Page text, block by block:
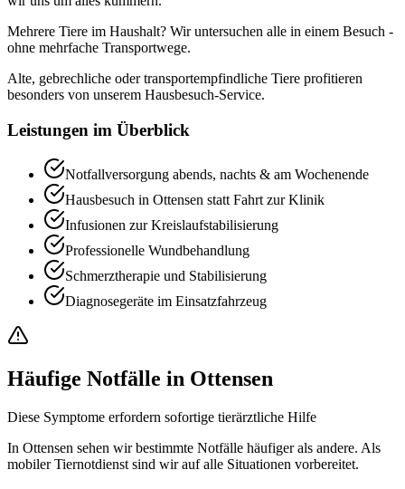
Mehrere Tiere im Haushalt? Wir untersuchen alle in einem Besuch -
ohne mehrfache Transportwege.
Alte, gebrechliche oder transportempfindliche Tiere profitieren
besonders von unserem Hausbesuch-Service.
Leistungen im Überblick
Notfallversorgung abends, nachts & am Wochenende
Hausbesuch in Ottensen statt Fahrt zur Klinik
Infusionen zur Kreislaufstabilisierung
Professionelle Wundbehandlung
Schmerztherapie und Stabilisierung
Diagnosegeräte im Einsatzfahrzeug
Häufige Notfälle in Ottensen
Diese Symptome erfordern sofortige tierärztliche Hilfe
In Ottensen sehen wir bestimmte Notfälle häufiger als andere. Als
mobiler Tiernotdienst sind wir auf alle Situationen vorbereitet.